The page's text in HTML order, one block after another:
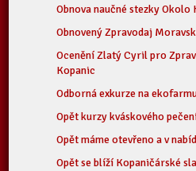
Obnova naučné stezky Okolo
Obnovený Zpravodaj
Ocenění Zlatý Cyril pro
Kopanic
Odborná exkurze na
Opět kurzy kváskového
Opět máme otevřeno a v
Opět se blíží Kopaničárské